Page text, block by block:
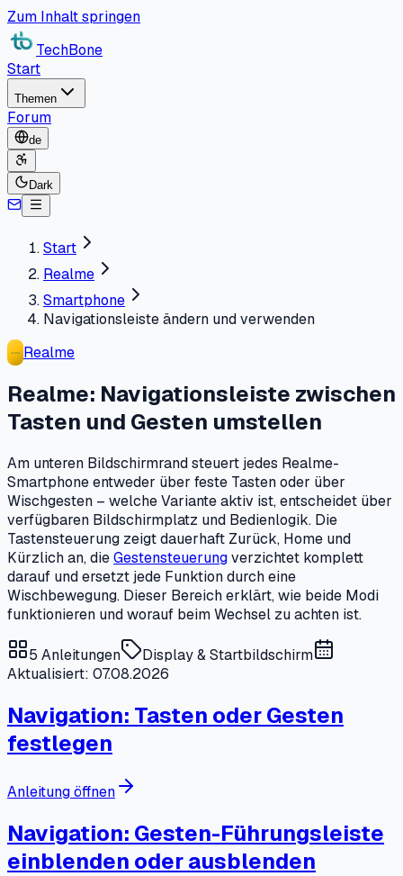
Zum Inhalt springen
TechBone
Start
Themen
Forum
de
Dark
Start
Realme
Smartphone
Navigationsleiste ändern und verwenden
Realme
Realme: Navigationsleiste zwischen
Tasten und Gesten umstellen
Am unteren Bildschirmrand steuert jedes Realme-
Smartphone entweder über feste Tasten oder über
Wischgesten – welche Variante aktiv ist, entscheidet über
verfügbaren Bildschirmplatz und Bedienlogik. Die
Tastensteuerung zeigt dauerhaft Zurück, Home und
Kürzlich an, dieGestensteuerungverzichtet komplett
darauf und ersetzt jede Funktion durch eine
Wischbewegung. Dieser Bereich erklärt, wie beide Modi
funktionieren und worauf beim Wechsel zu achten ist.
5 Anleitungen
Display & Startbildschirm
Aktualisiert: 07.08.2026
Navigation: Tasten oder Gesten
festlegen
Anleitung öffnen
Navigation: Gesten-Führungsleiste
einblenden oder ausblenden